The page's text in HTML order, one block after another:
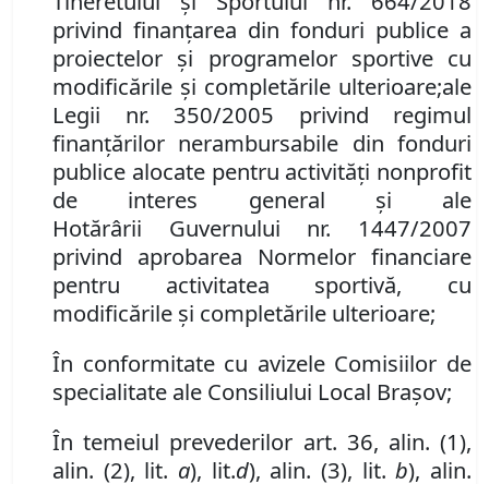
privind finanțarea din fonduri publice a
proiectelor și programelor sportive cu
modificările și completările ulterioare;ale
Legii nr. 350/2005 privind regimul
finanțărilor nerambursabile din fonduri
publice alocate pentru activități nonprofit
de interes general și ale
Hotărârii Guvernului nr. 1447/2007
privind aprobarea Normelor financiare
pentru activitatea sportivă, cu
modificările și completările ulterioare;
În conformitate cu avizele Comisiilor de
specialitate ale Consiliului Local Brașov;
În temeiul prevederilor art. 36, alin. (1),
alin. (2), lit. a), lit.d), alin. (3), lit.b), alin.